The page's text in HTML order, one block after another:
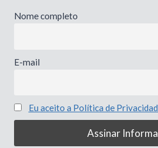
Nome completo
E-mail
Eu aceito a Política de